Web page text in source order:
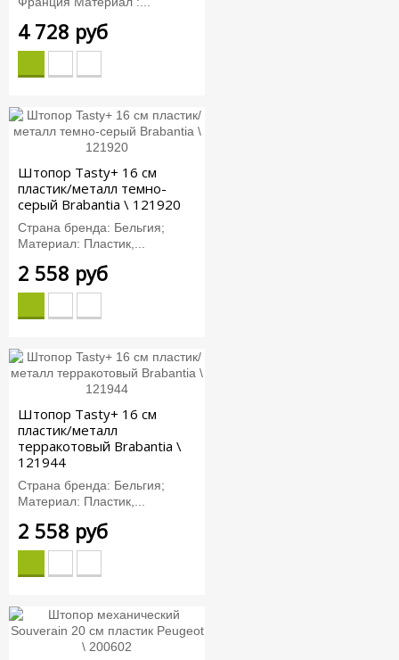
4 728 руб
Штопор Tasty+ 16 см
пластик/металл темно-
серый Brabantia \ 121920
Страна бренда: Бельгия;
Материал: Пластик,...
2 558 руб
Штопор Tasty+ 16 см
пластик/металл
терракотовый Brabantia \
121944
Страна бренда: Бельгия;
Материал: Пластик,...
2 558 руб